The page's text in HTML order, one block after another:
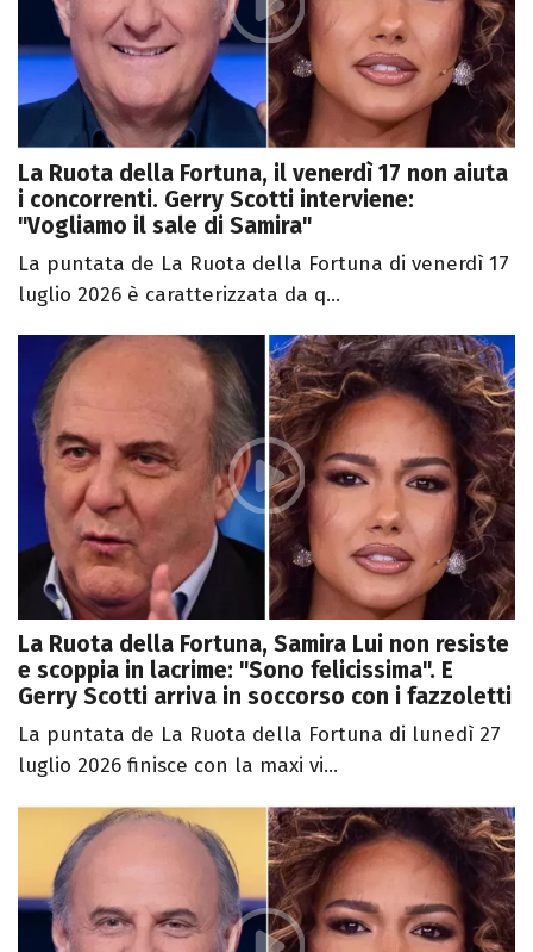
La Ruota della Fortuna, il venerdì 17 non aiuta
i concorrenti. Gerry Scotti interviene:
"Vogliamo il sale di Samira"
La puntata de La Ruota della Fortuna di venerdì 17
luglio 2026 è caratterizzata da q...
La Ruota della Fortuna, Samira Lui non resiste
e scoppia in lacrime: "Sono felicissima". E
Gerry Scotti arriva in soccorso con i fazzoletti
La puntata de La Ruota della Fortuna di lunedì 27
luglio 2026 finisce con la maxi vi...